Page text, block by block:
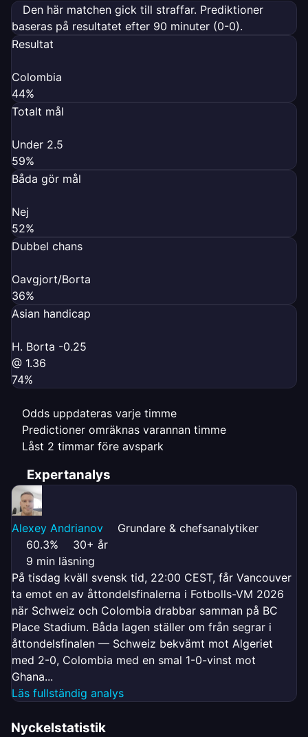
Den här matchen gick till straffar. Prediktioner
baseras på resultatet efter 90 minuter (0-0).
Resultat
Colombia
44%
Totalt mål
Under 2.5
59%
Båda gör mål
Nej
52%
Dubbel chans
Oavgjort/Borta
36%
Asian handicap
H. Borta -0.25
@ 1.36
74%
Odds uppdateras varje timme
Predictioner omräknas varannan timme
Låst 2 timmar före avspark
Expertanalys
Alexey Andrianov
Grundare & chefsanalytiker
60.3%
30+ år
9 min läsning
På tisdag kväll svensk tid, 22:00 CEST, får Vancouver
ta emot en av åttondelsfinalerna i Fotbolls-VM 2026
när Schweiz och Colombia drabbar samman på BC
Place Stadium. Båda lagen ställer om från segrar i
åttondelsfinalen — Schweiz bekvämt mot Algeriet
med 2-0, Colombia med en smal 1-0-vinst mot
Ghana...
Läs fullständig analys
Nyckelstatistik